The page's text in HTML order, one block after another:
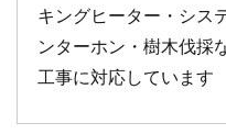
キングヒーター・シス
ンターホン・樹木伐採
工事に対応しています